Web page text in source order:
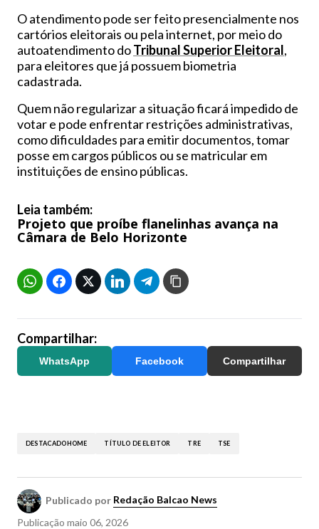
O atendimento pode ser feito presencialmente nos
cartórios eleitorais ou pela internet, por meio do
autoatendimento doTribunal Superior Eleitoral,
para eleitores que já possuem biometria
cadastrada.
Quem não regularizar a situação ficará impedido de
votar e pode enfrentar restrições administrativas,
como dificuldades para emitir documentos, tomar
posse em cargos públicos ou se matricular em
instituições de ensino públicas.
Leia também:
Projeto que proíbe flanelinhas avança na
Câmara de Belo Horizonte
Compartilhar:
WhatsApp Facebook Compartilhar
DESTACADOHOME TÍTULO DE ELEITOR TRE TSE
Publicado por Redação Balcao News
Publicação maio 06, 2026